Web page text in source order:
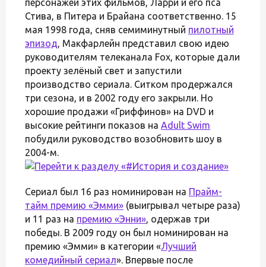
персонажей этих фильмов, Ларри и его пса
Стива, в Питера и Брайана соответственно. 15
мая 1998 года, сняв семиминутный пилотный
эпизод, Макфарлейн представил свою идею
руководителям телеканала Fox, которые дали
проекту зелёный свет и запустили
производство сериала. Ситком продержался
три сезона, и в 2002 году его закрыли. Но
хорошие продажи «Гриффинов» на DVD и
высокие рейтинги показов на Adult Swim
побудили руководство возобновить шоу в
2004-м.
Сериал был 16 раз номинирован на Прайм-
тайм премию «Эмми» (выигрывал четыре раза)
и 11 раз на премию «Энни», одержав три
победы. В 2009 году он был номинирован на
премию «Эмми» в категории «Лучший
комедийный сериал». Впервые после